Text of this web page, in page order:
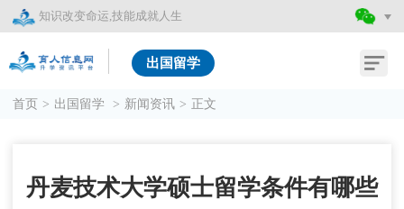
知识改变命运,技能成就人生
出国留学
首页 > 出国留学 > 新闻资讯 > 正文
丹麦技术大学硕士留学条件有哪些